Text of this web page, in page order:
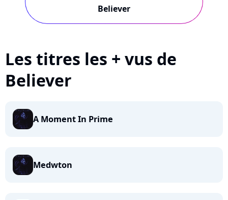
Believer
Les titres les + vus de
Believer
A Moment In Prime
Medwton